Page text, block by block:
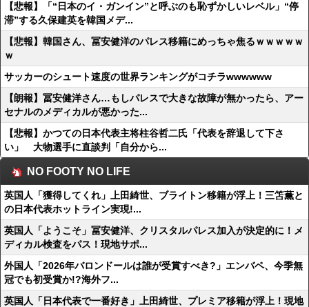
【悲報】「“日本のイ・ガンイン”と呼ぶのも恥ずかしいレベル」“停
滞”する久保建英を韓国メデ...
【悲報】韓国さん、冨安健洋のパレス移籍にめっちゃ焦るｗｗｗｗｗ
ｗ
サッカーのシュート速度の世界ランキングがコチラwwwwww
【朗報】冨安健洋さん…もしパレスで大きな故障が無かったら、アー
セナルのメディカルが悪かった...
【悲報】かつての日本代表主将柱谷哲二氏「代表を辞退して下さ
い」 大物選手に直談判「自分から...
NO FOOTY NO LIFE
英国人「獲得してくれ」上田綺世、ブライトン移籍が浮上！三笘薫と
の日本代表ホットライン実現!...
英国人「ようこそ」冨安健洋、クリスタルパレス加入が決定的に！メ
ディカル検査をパス！現地サポ...
外国人「2026年バロンドールは誰が受賞すべき?」エンバペ、今季無
冠でも初受賞か!?海外フ...
英国人「日本代表で一番好き」上田綺世、プレミア移籍が浮上！現地